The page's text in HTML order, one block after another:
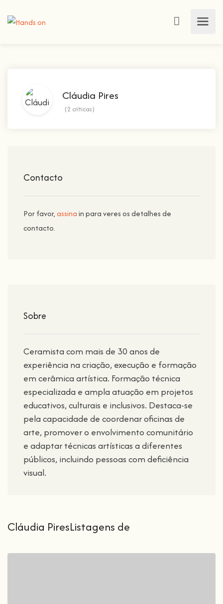
Cláudia Pires
(2 críticas)
Contacto
Por favor,assinain para veres os detalhes de
contacto.
Sobre
Ceramista com mais de 30 anos de
experiência na criação, execução e formação
em cerâmica artística. Formação técnica
especializada e ampla atuação em projetos
educativos, culturais e inclusivos. Destaca-se
pela capacidade de coordenar oficinas de
arte, promover o envolvimento comunitário
e adaptar técnicas artísticas a diferentes
públicos, incluindo pessoas com deficiência
visual.
Cláudia PiresListagens de